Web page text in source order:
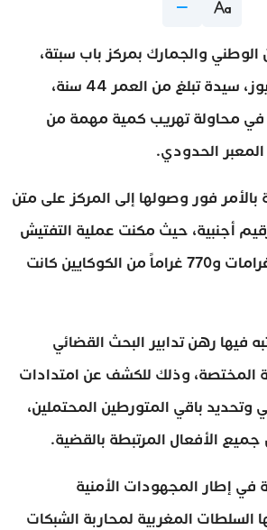
والجمارك بمركز باب سبتة،
مساء الثلاثاء 29 يوليوز، سيدة تبلغ من العمر 44 سنة،
في محاولة تهريب كمية مهمة من
الحدودي.
فور وصولها إلى المركز على متن
أجنبية، حيث مكنت عملية التفتيش
من حجز أربعة كيلوغرامات و770 غراماً من الكوكايين كانت
رهن تدابير البحث القضائي
المختصة، وذلك للكشف عن امتدادات
وتحديد باقي المتورطين المحتملين،
الأفعال المرتبطة بالقضية.
في إطار المجهودات الأمنية
السلطات المغربية لمحاربة الشبكات